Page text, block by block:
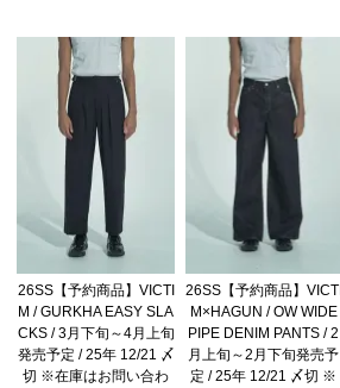
26SS【予約商品】VICTI
M / GURKHA EASY SLA
CKS / 3月下旬～4月上旬
発売予定 / 25年 12/21 〆
切 ※在庫はお問い合わ
26SS【予約商品】VICTI
M×HAGUN / OW WIDE
PIPE DENIM PANTS / 2
月上旬～2月下旬発売予
定 / 25年 12/21 〆切 ※